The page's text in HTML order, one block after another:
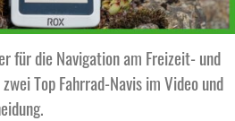
für die Navigation am Freizeit- und
Top Fahrrad-Navis im Video und